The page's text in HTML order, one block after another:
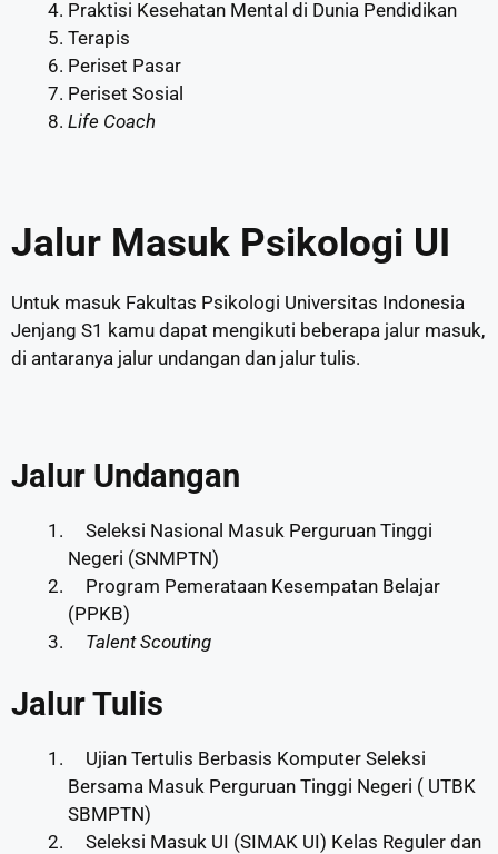
Praktisi Kesehatan Mental di Dunia Pendidikan
Terapis
Periset Pasar
Periset Sosial
Life Coach
Jalur Masuk Psikologi UI
Untuk masuk Fakultas Psikologi Universitas Indonesia
Jenjang S1 kamu dapat mengikuti beberapa jalur masuk,
di antaranya jalur undangan dan jalur tulis.
Jalur Undangan
Seleksi Nasional Masuk Perguruan Tinggi
Negeri (SNMPTN)
Program Pemerataan Kesempatan Belajar
(PPKB)
Talent Scouting
Jalur Tulis
Ujian Tertulis Berbasis Komputer Seleksi
Bersama Masuk Perguruan Tinggi Negeri ( UTBK
SBMPTN)
Seleksi Masuk UI (SIMAK UI) Kelas Reguler dan